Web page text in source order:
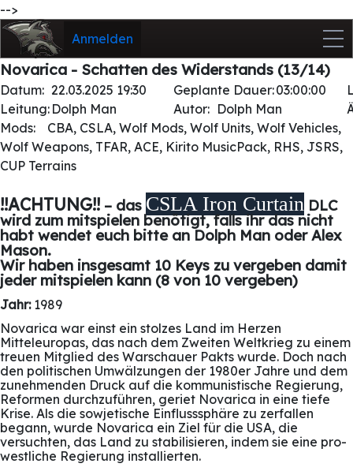
-->
Anmelden
Novarica - Schatten des Widerstands (13/14)
Datum: 22.03.2025 19:30 Geplante Dauer:03:00:00
Leitung: Dolph Man Autor: Dolph Man
Mods:
CBA, CSLA, Wolf Mods, Wolf Units, Wolf Vehicles,
Wolf Weapons, TFAR, ACE, Kirito MusicPack, RHS, JSRS,
CUP Terrains
!!ACHTUNG!! – das CSLA Iron Curtain DLC
wird zum mitspielen benötigt, falls ihr das nicht
habt wendet euch bitte an Dolph Man oder Alex
Mason.
Wir haben insgesamt 10 Keys zu vergeben damit
jeder mitspielen kann (8 von 10 vergeben)
Jahr:1989
Novarica war einst ein stolzes Land im Herzen
Mitteleuropas, das nach dem Zweiten Weltkrieg zu einem
treuen Mitglied des Warschauer Pakts wurde. Doch nach
den politischen Umwälzungen der 1980er Jahre und dem
zunehmenden Druck auf die kommunistische Regierung,
Reformen durchzuführen, geriet Novarica in eine tiefe
Krise. Als die sowjetische Einflusssphäre zu zerfallen
begann, wurde Novarica ein Ziel für die USA, die
versuchten, das Land zu stabilisieren, indem sie eine pro-
westliche Regierung installierten.